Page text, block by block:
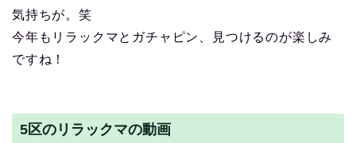
気持ちが。笑
今年もリラックマとガチャピン、見つけるのが楽しみ
ですね！
5区のリラックマの動画